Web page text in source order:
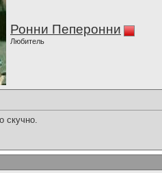
Ронни Пеперонни
Любитель
скучно.